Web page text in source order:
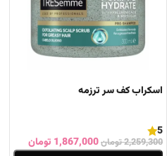
اسکراب کف سر ترزمه
5
2,259,300تومان1,867,000 تومان